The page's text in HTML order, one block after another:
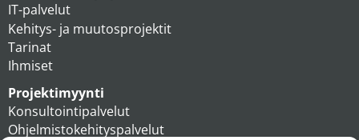
IT-palvelut
Kehitys- ja muutosprojektit
Tarinat
Ihmiset
Projektimyynti
Konsultointipalvelut
Ohjelmistokehityspalvelut